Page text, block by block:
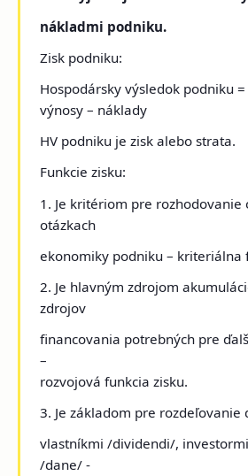
nákladmi podniku.
Zisk podniku:
Hospodársky výsledok podniku =
výnosy – náklady
HV podniku je zisk alebo strata.
Funkcie zisku:
1. Je kritériom pre rozhodovanie
otázkach
ekonomiky podniku – kriteriálna
2. Je hlavným zdrojom
zdrojov
financovania potrebných pre
–
rozvojová funkcia zisku.
3. Je základom pre rozdeľovanie
vlastníkmi /dividendi/,
/dane/ -